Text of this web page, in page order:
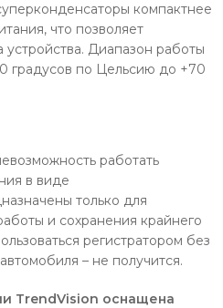
компактнее
что позволяет
Диапазон работы
градусов по Цельсию до +70
работать
в виде
только для
и сохранения крайнего
регистратором без
– не получится.
TrendVision оснащена